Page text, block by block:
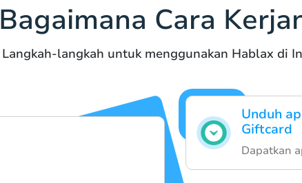
Bagaimana Cara
Langkah-langkah untuk menggunakan Hablax di
Unduh
Giftcard
Dapatkan